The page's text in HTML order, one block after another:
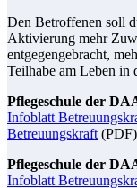
Den Betroffenen soll
Aktivierung mehr
entgegengebracht,
Teilhabe am Leben in
Pflegeschule der
Infoblatt
Betreuungskraft (PDF)
Pflegeschule der
Infoblatt